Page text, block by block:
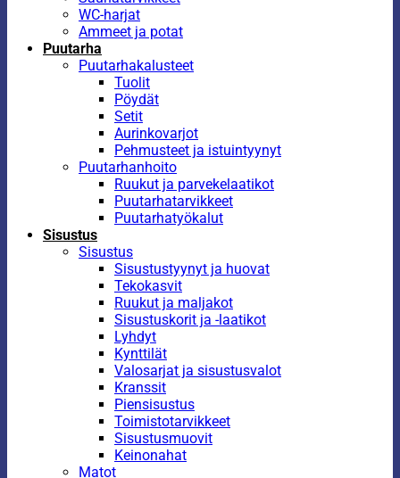
WC-harjat
Ammeet ja potat
Puutarha
Puutarhakalusteet
Tuolit
Pöydät
Setit
Aurinkovarjot
Pehmusteet ja istuintyynyt
Puutarhanhoito
Ruukut ja parvekelaatikot
Puutarhatarvikkeet
Puutarhatyökalut
Sisustus
Sisustus
Sisustustyynyt ja huovat
Tekokasvit
Ruukut ja maljakot
Sisustuskorit ja -laatikot
Lyhdyt
Kynttilät
Valosarjat ja sisustusvalot
Kranssit
Piensisustus
Toimistotarvikkeet
Sisustusmuovit
Keinonahat
Matot